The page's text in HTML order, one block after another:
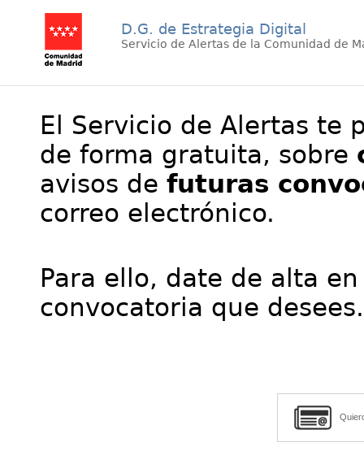
D.G. de Estrategia Digital
Servicio de Alertas de la Comunidad de
El Servicio de Alertas te
de forma gratuita, sobre
avisos de futuras
correo electrónico.
Para ello, date de alta
convocatoria que desees.